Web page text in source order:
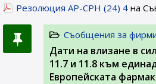
Резолюция AP-CPH (24) 4 на
Съобщения за
Дати на влизане в
11.7 и 11.8 към
Европейската